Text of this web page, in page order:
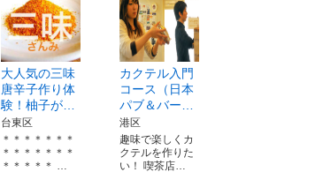
大人気の三味
唐辛子作り体
験！柚子が…
台東区
＊＊＊＊＊＊＊
＊＊＊＊＊＊＊
＊＊＊＊＊ …
カクテル入門
コース（日本
パブ＆バー…
港区
趣味で楽しくカ
クテルを作りた
い！ 喫茶店…